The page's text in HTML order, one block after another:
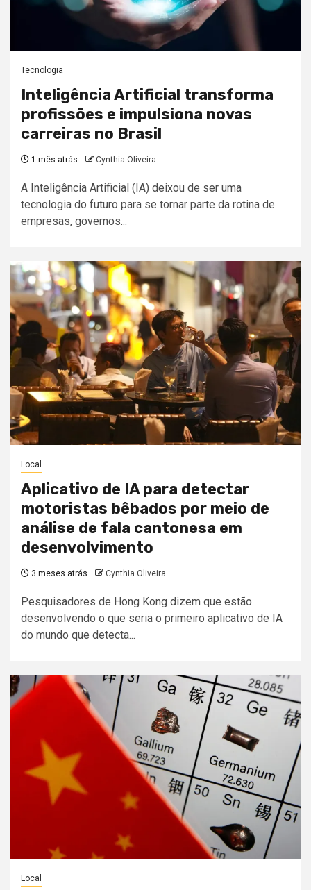
Tecnologia
Inteligência Artificial transforma
profissões e impulsiona novas
carreiras no Brasil
1 mês atrás Cynthia Oliveira
A Inteligência Artificial (IA) deixou de ser uma
tecnologia do futuro para se tornar parte da rotina de
empresas, governos...
Local
Aplicativo de IA para detectar
motoristas bêbados por meio de
análise de fala cantonesa em
desenvolvimento
3 meses atrás Cynthia Oliveira
Pesquisadores de Hong Kong dizem que estão
desenvolvendo o que seria o primeiro aplicativo de IA
do mundo que detecta...
Local